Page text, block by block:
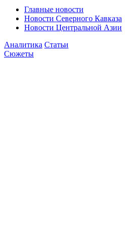
Главные новости
Новости Северного Кавказа
Новости Центральной Азии
Аналитика Статьи
Сюжеты